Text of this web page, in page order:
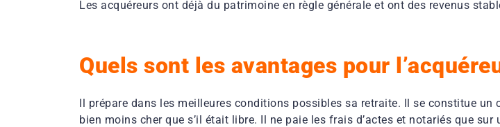
Les acquéreurs ont déjà du patrimoine en règle générale et ont des revenus
Quels sont les avantages pour
Il prépare dans les meilleures conditions possibles sa retraite. Il se constitue
bien moins cher que s’il était libre. Il ne paie les frais d’actes et notariés que